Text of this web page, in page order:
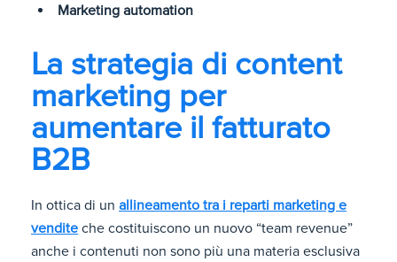
Marketing automation
La strategia di content
marketing per
aumentare il fatturato
B2B
In ottica di un allineamento tra i reparti marketing e
vendite che costituiscono un nuovo “team revenue”
anche i contenuti non sono più una materia esclusiva